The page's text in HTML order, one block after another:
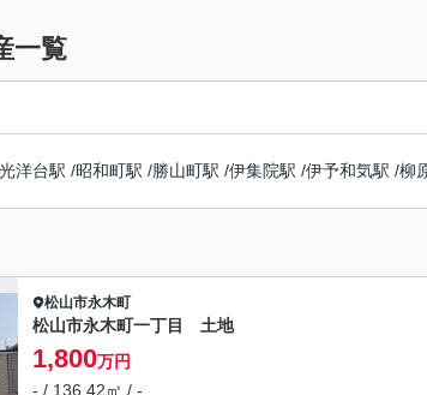
一覧
光洋台駅 /昭和町駅 /勝山町駅 /伊集院駅 /伊予和気駅 /柳
松山市永木町
松山市永木町一丁目 土地
1,800万円
- / 136.42㎡ / -